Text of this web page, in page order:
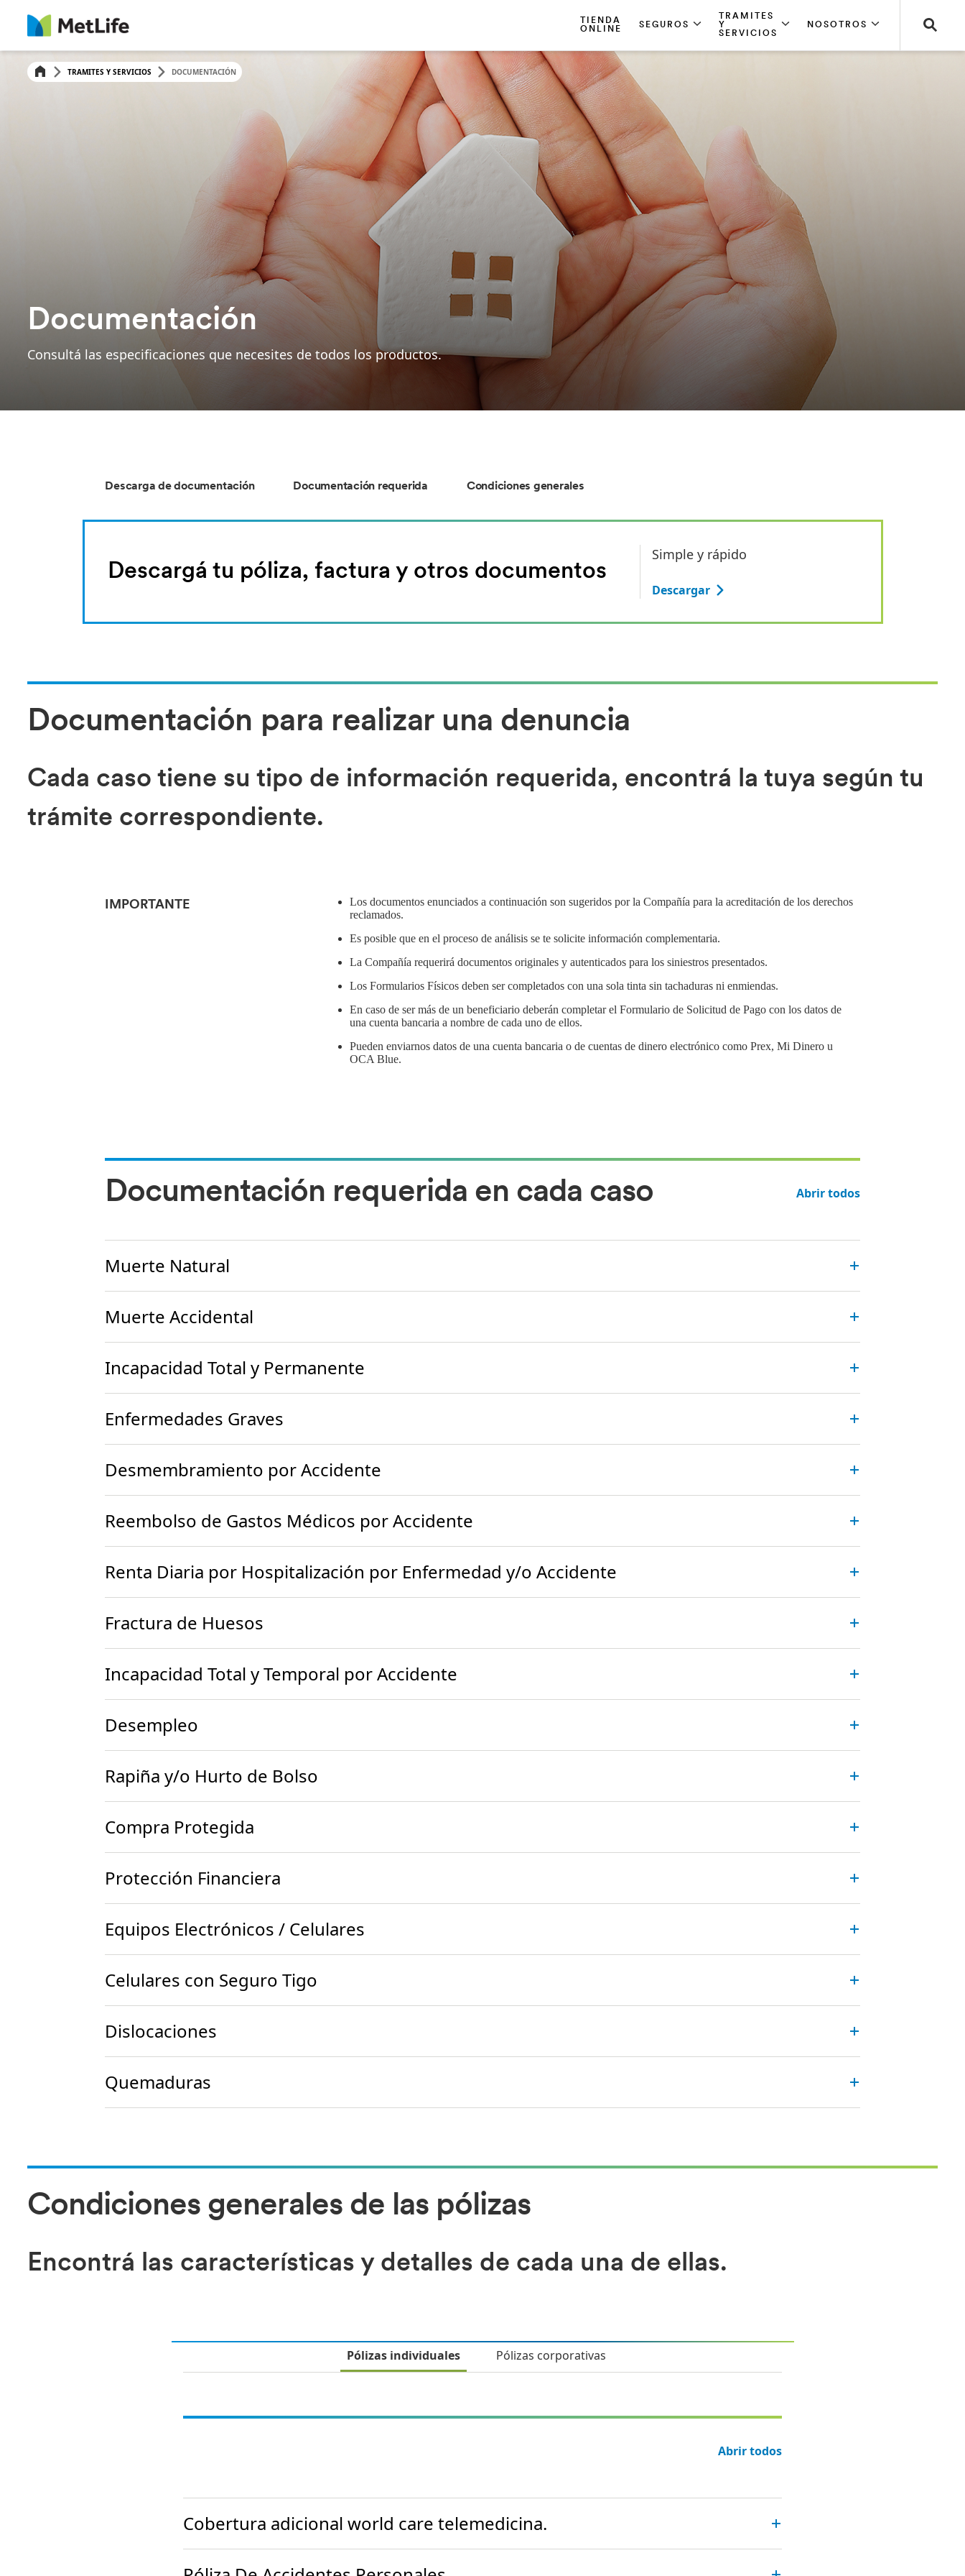
TIENDA
ONLINE
SEGUROS
TRAMITES
Y
SERVICIOS
NOSOTROS
TRAMITES Y SERVICIOS DOCUMENTACIÓN
Documentación
Consultá las especificaciones que necesites de todos los productos.
Descarga de documentación Documentación requerida Condiciones generales
Descargá tu póliza, factura y otros documentos
Simple y rápido
Descargar
Documentación para realizar una denuncia
Cada caso tiene su tipo de información requerida, encontrá la tuya según tu
trámite correspondiente.
IMPORTANTE
Los documentos enunciados a continuación son sugeridos por la Compañía para la acreditación de los derechos
reclamados.
Es posible que en el proceso de análisis se te solicite información complementaria.
La Compañía requerirá documentos originales y autenticados para los siniestros presentados.
Los Formularios Físicos deben ser completados con una sola tinta sin tachaduras ni enmiendas.
En caso de ser más de un beneficiario deberán completar el Formulario de Solicitud de Pago con los datos de
una cuenta bancaria a nombre de cada uno de ellos.
Pueden enviarnos datos de una cuenta bancaria o de cuentas de dinero electrónico como Prex, Mi Dinero u
OCA Blue.
Documentación requerida en cada caso Abrir todos
Muerte Natural
Muerte Accidental
Incapacidad Total y Permanente
Enfermedades Graves
Desmembramiento por Accidente
Reembolso de Gastos Médicos por Accidente
Renta Diaria por Hospitalización por Enfermedad y/o Accidente
Fractura de Huesos
Incapacidad Total y Temporal por Accidente
Desempleo
Rapiña y/o Hurto de Bolso
Compra Protegida
Protección Financiera
Equipos Electrónicos / Celulares
Celulares con Seguro Tigo
Dislocaciones
Quemaduras
Condiciones generales de las pólizas
Encontrá las características y detalles de cada una de ellas.
Pólizas individuales Pólizas corporativas
Abrir todos
Cobertura adicional world care telemedicina.